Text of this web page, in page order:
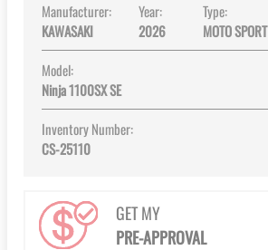
Manufacturer:
KAWASAKI
Year:
2026
Type:
MOTO SPORT
Model:
Ninja 1100SX SE
Inventory Number:
CS-25110
GET MY
PRE-APPROVAL